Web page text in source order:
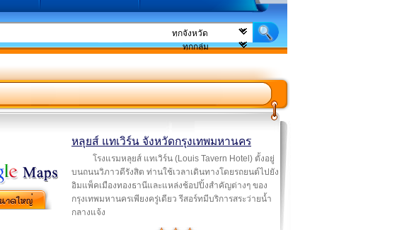
หลุยส์ แทเวิร์น จังหวัดกรุงเทพมหานคร
โรงแรมหลุยส์ แทเวิร์น (Louis Tavern Hotel) ตั้งอยู่
บนถนนวิภาวดีรังสิต ท่านใช้เวลาเดินทางโดยรถยนต์ไปยัง
อิมแพ็คเมืองทองธานีและแหล่งช้อปปิ้งสำคัญต่างๆ ของ
กรุงเทพมหานครเพียงครู่เดียว รีสอร์ทมีบริการสระว่ายน้ำ
กลางแจ้ง